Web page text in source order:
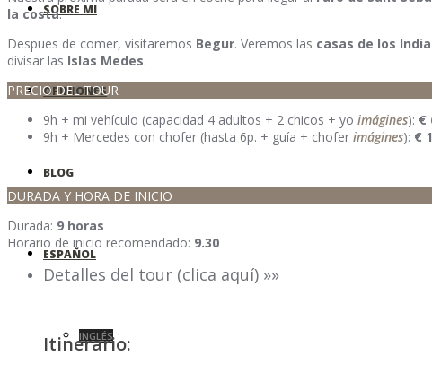
SOBRE MI
OPINIONES
BLOG
ESPAÑOL
INGLÉS
la costa.
Despues de comer, visitaremos Begur. Veremos las casas de los
divisar las Islas Medes.
PRECIO DEL TOUR
9h + mi vehículo (capacidad 4 adultos + 2 chicos + yo imágines): €
9h + Mercedes con chofer (hasta 6p. + guía + chofer imágines): €
DURADA Y HORA DE INICIO
Durada: 9 horas
Horario de inicio recomendado: 9.30
Detalles del tour (clica aquí) »»
Itinerario: